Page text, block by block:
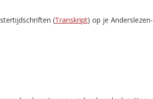
(Transkript) op je Anderslezen-